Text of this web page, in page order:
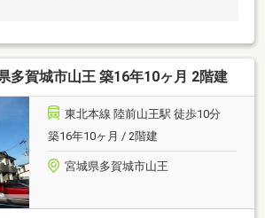
多賀城市山王 築16年10ヶ月 2階建
東北本線 陸前山王駅 徒歩10分
築16年10ヶ月 / 2階建
宮城県多賀城市山王